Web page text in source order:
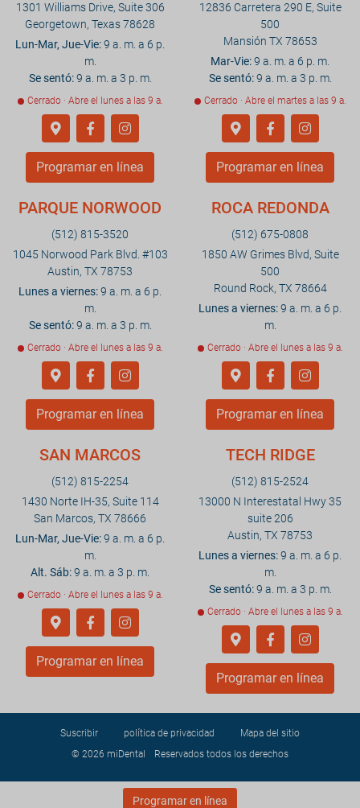
1301 Williams Drive, Suite 306
Georgetown, Texas 78628
Lun-Mar, Jue-Vie:9 a. m. a 6 p.
m.
Se sentó:9 a. m. a 3 p. m.
Cerrado · Abre el lunes a las 9 a.
Programar en línea
12836 Carretera 290 E, Suite
500
Mansión TX 78653
Mar-Vie:9 a. m. a 6 p. m.
Se sentó:9 a. m. a 3 p. m.
Cerrado · Abre el martes a las 9 a.
Programar en línea
PARQUE NORWOOD
(512) 815-3520
1045 Norwood Park Blvd. #103
Austin, TX 78753
Lunes a viernes:9 a. m. a 6 p.
m.
Se sentó:9 a. m. a 3 p. m.
Cerrado · Abre el lunes a las 9 a.
Programar en línea
ROCA REDONDA
(512) 675-0808
1850 AW Grimes Blvd, Suite
500
Round Rock, TX 78664
Lunes a viernes:9 a. m. a 6 p.
m.
Cerrado · Abre el lunes a las 9 a.
Programar en línea
SAN MARCOS
(512) 815-2254
1430 Norte IH-35, Suite 114
San Marcos, TX 78666
Lun-Mar, Jue-Vie:9 a. m. a 6 p.
m.
Alt. Sáb:9 a. m. a 3 p. m.
Cerrado · Abre el lunes a las 9 a.
Programar en línea
TECH RIDGE
(512) 815-2524
13000 N Interestatal Hwy 35
suite 206
Austin, TX 78753
Lunes a viernes:9 a. m. a 6 p.
m.
Se sentó:9 a. m. a 3 p. m.
Cerrado · Abre el lunes a las 9 a.
Programar en línea
© 2026 miDental Reservados todos los derechos
Suscribir política de privacidad Mapa del sitio
Programar en línea